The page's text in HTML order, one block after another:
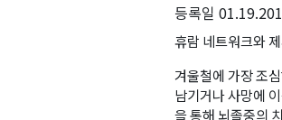
등록일
휴람 네트워크와
겨울철에 가장 조
남기거나 사망에
을 통해 뇌졸중의